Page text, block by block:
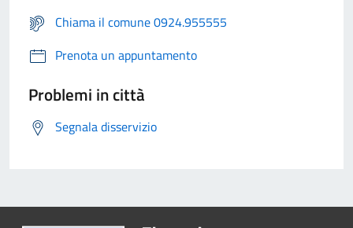
Chiama il comune 0924.955555
Prenota un appuntamento
Problemi in città
Segnala disservizio